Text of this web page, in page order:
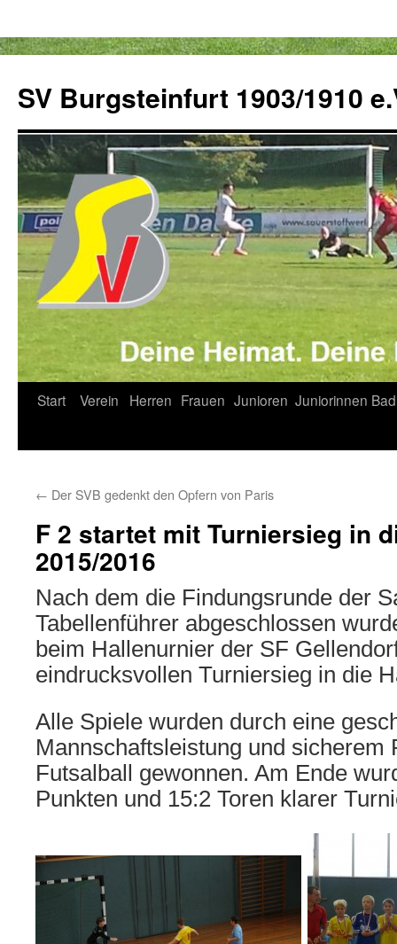
springen
SV Burgsteinfurt 1903/1910
Start Verein Herren Frauen Junioren Juniorinnen
← Der SVB gedenkt den Opfern von Paris
F 2 startet mit Turniersieg in
2015/2016
Nach dem die Findungsrunde der
Tabellenführer abgeschlossen
beim Hallenurnier der SF
eindrucksvollen Turniersieg in die
Alle Spiele wurden durch eine
Mannschaftsleistung und sicherem
Futsalball gewonnen. Am Ende
Punkten und 15:2 Toren klarer